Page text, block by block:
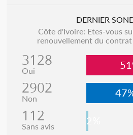
DERNIER
Côte d'Ivoire: Etes-vous
renouvellement du contrat
3128
Oui
2902
Non
112
Sans avis 2%